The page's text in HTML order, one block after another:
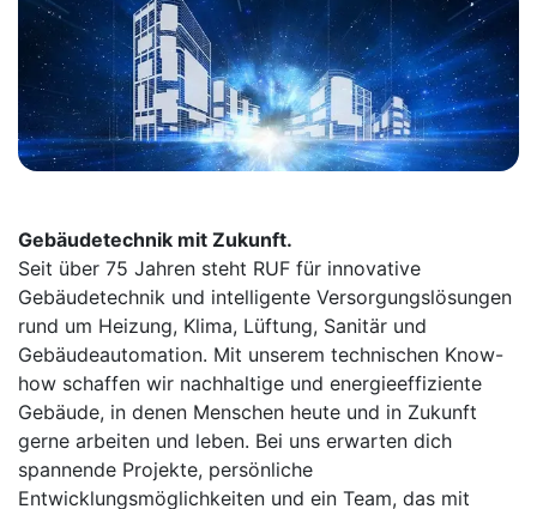
Gebäudetechnik mit Zukunft.
Seit über 75 Jahren steht RUF für innovative
Gebäudetechnik und intelligente Versorgungslösungen
rund um Heizung, Klima, Lüftung, Sanitär und
Gebäudeautomation. Mit unserem technischen Know-
how schaffen wir nachhaltige und energieeffiziente
Gebäude, in denen Menschen heute und in Zukunft
gerne arbeiten und leben. Bei uns erwarten dich
spannende Projekte, persönliche
Entwicklungsmöglichkeiten und ein Team, das mit